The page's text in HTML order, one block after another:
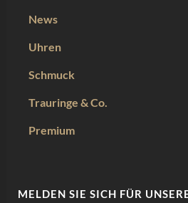
News
Uhren
Schmuck
Trauringe & Co.
Premium
MELDEN SIE SICH FÜR